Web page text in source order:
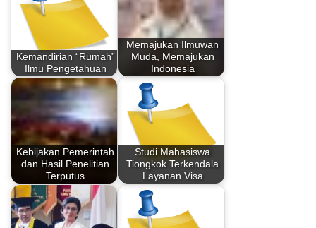
Kemandirian “Rumah”
Ilmu Pengetahuan
Memajukan Ilmuwan
Muda, Memajukan
Indonesia
Kebijakan Pemerintah
dan Hasil Penelitian
Terputus
Studi Mahasiswa
Tiongkok Terkendala
Layanan Visa